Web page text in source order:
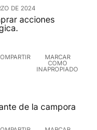
DE 2024
acciones
MARCAR
COMO
INAPROPIADO
de la campora